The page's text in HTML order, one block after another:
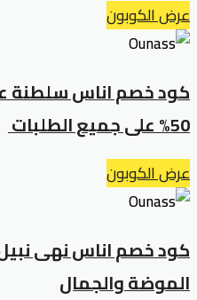
عرض الكوبون
كود خصم اناس سلطنة
50% على جميع الطلبات
عرض الكوبون
الموضة والجمال